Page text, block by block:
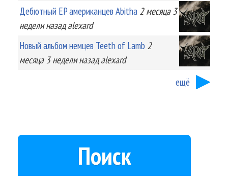
Дебютный EP американцев Abitha 2 месяца 3
неделиназад alexard
Новый альбом немцев Teeth of Lamb 2
месяца 3 неделиназад alexard
ещё
Поиск